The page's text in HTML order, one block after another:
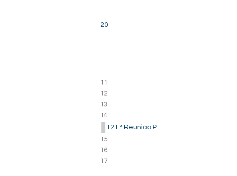
20
11
12
13
14
121.ª Reunião P ...
15
16
17